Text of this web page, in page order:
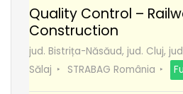
Quality Control –
Construction
jud. Bistrița-Năsăud, jud. Cluj,
Sălaj
STRABAG România